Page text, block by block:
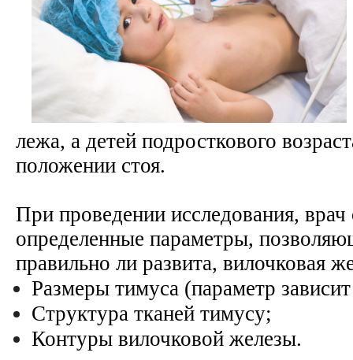
лежа, а детей подросткового
положении стоя.
При проведении исследования,
определенные параметры,
правильно ли развита, вилочковая
Размеры тимуса (параметр
Структура тканей тимусу;
Контуры вилочковой железы.